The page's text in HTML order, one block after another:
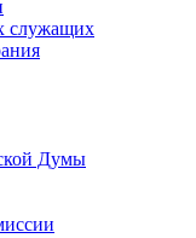
служащих
Думы